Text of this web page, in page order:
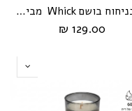
נר בניחוח בושם Whick מבית Amber Rouge
129.00 ₪